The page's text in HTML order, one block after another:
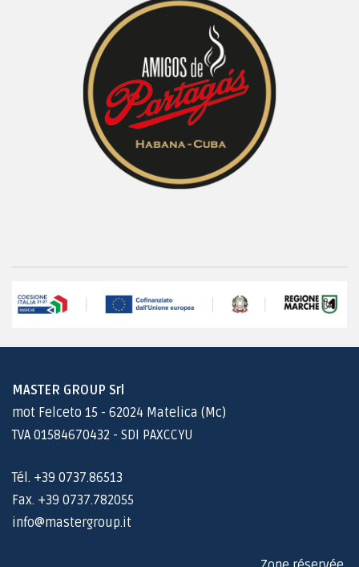
MASTER GROUP Srl
mot Felceto 15 - 62024 Matelica (Mc)
TVA 01584670432 - SDI PAXCCYU
Tél. +39 0737.86513
Fax. +39 0737.782055
info@mastergroup.it